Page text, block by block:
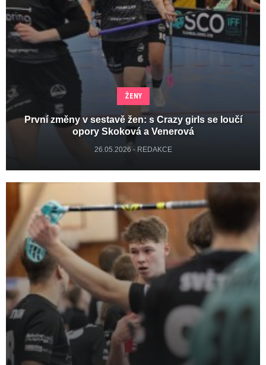
ŽENY
První změny v sestavě žen: s Crazy girls se loučí
opory Skoková a Venerová
26.05.2026 - REDAKCE